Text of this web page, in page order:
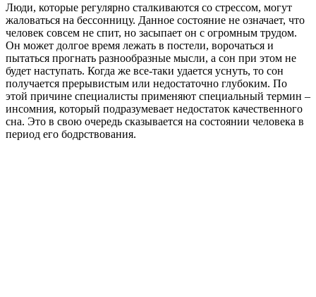
Люди, которые регулярно сталкиваются со стрессом, могут
жаловаться на бессонницу. Данное состояние не означает, что
человек совсем не спит, но засыпает он с огромным трудом.
Он может долгое время лежать в постели, ворочаться и
пытаться прогнать разнообразные мысли, а сон при этом не
будет наступать. Когда же все-таки удается уснуть, то сон
получается прерывистым или недостаточно глубоким. По
этой причине специалисты применяют специальный термин –
инсомния, который подразумевает недостаток качественного
сна. Это в свою очередь сказывается на состоянии человека в
период его бодрствования.